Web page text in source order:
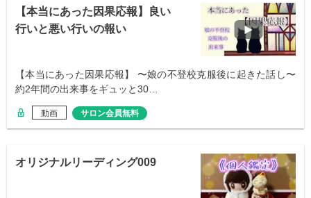
【本当にあった因果応報】良い
行いと悪い行いの報い
【本当にあった因果応報】 〜娘の不登校克服後に起きた話し〜
約2年間の出来事をギュッと30…
動画 サロン会員無料
オリジナルリーディング009